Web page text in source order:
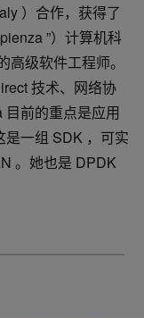
）合作，获得了
”）计算机科
级软件工程师。
技术、网络协
前的重点是应用
是一组 SDK ，可实
。她也是 DPDK